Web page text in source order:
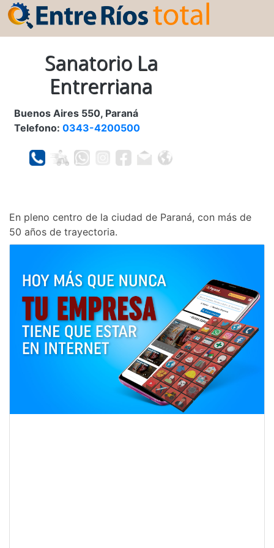
Sanatorio La
Entrerriana
Buenos Aires 550, Paraná
Telefono: 0343-4200500
En pleno centro de la ciudad de Paraná, con más de
50 años de trayectoria.